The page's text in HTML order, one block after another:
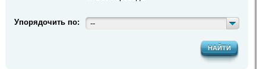
Упорядочить по: --
НАЙТИ